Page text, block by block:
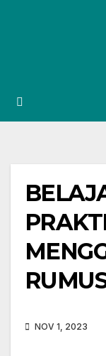
NOV 1, 2023